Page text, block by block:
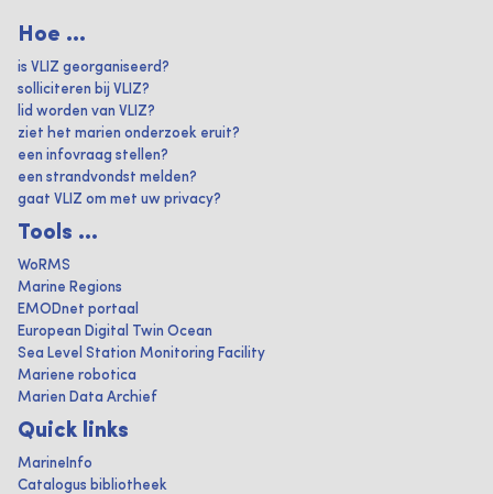
Hoe ...
is VLIZ georganiseerd?
solliciteren bij VLIZ?
lid worden van VLIZ?
ziet het marien onderzoek eruit?
een infovraag stellen?
een strandvondst melden?
gaat VLIZ om met uw privacy?
Tools ...
WoRMS
Marine Regions
EMODnet portaal
European Digital Twin Ocean
Sea Level Station Monitoring Facility
Mariene robotica
Marien Data Archief
Quick links
MarineInfo
Catalogus bibliotheek